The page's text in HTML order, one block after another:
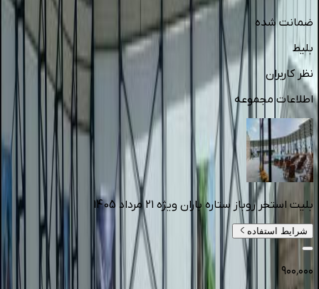
ضمانت شده
بلیط
نظر کاربران
اطلاعات مجموعه
بلیت استخر روباز ستاره باران ویژه ۲۱ مرداد 1405
شرایط استفاده
۹۰۰٬۰۰۰